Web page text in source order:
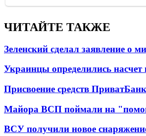
ЧИТАЙТЕ ТАКЖЕ
Зеленский сделал заявление о
Украинцы определились насчет
Присвоение средств
Майора ВСП поймали на
ВСУ получили новое